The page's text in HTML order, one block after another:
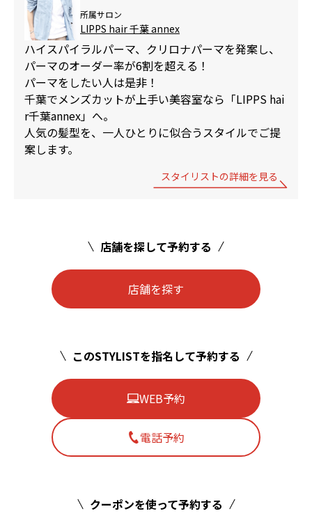
所属サロン
LIPPS hair 千葉 annex
ハイスパイラルパーマ、クリロナパーマを発案し、
パーマのオーダー率が6割を超える！
パーマをしたい人は是非！
千葉でメンズカットが上手い美容室なら「LIPPS hai
r千葉annex」へ。
人気の髪型を、一人ひとりに似合うスタイルでご提
案します。
スタイリストの詳細を見る
店舗を探して予約する
店舗を探す
このSTYLISTを指名して予約する
WEB予約
電話予約
クーポンを使って予約する